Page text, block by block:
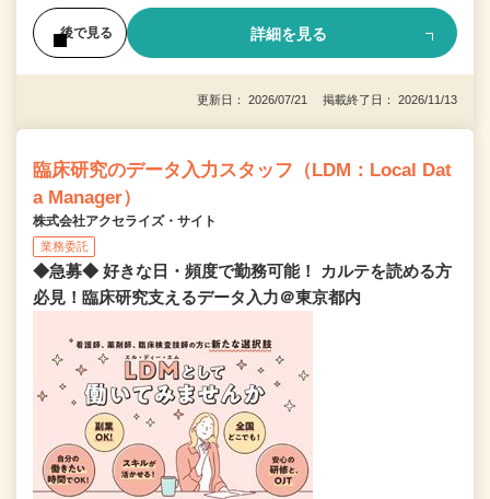
後で見る 詳細を見る
更新日： 2026/07/21 掲載終了日： 2026/11/13
臨床研究のデータ入力スタッフ（LDM：Local Dat
a Manager）
株式会社アクセライズ・サイト
業務委託
◆急募◆ 好きな日・頻度で勤務可能！ カルテを読める方
必見！臨床研究支えるデータ入力＠東京都内